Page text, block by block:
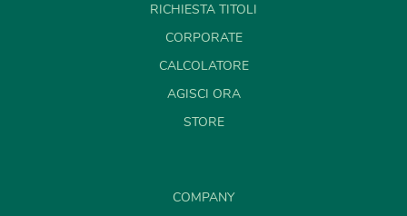
RICHIESTA TITOLI
CORPORATE
CALCOLATORE
AGISCI ORA
STORE
COMPANY